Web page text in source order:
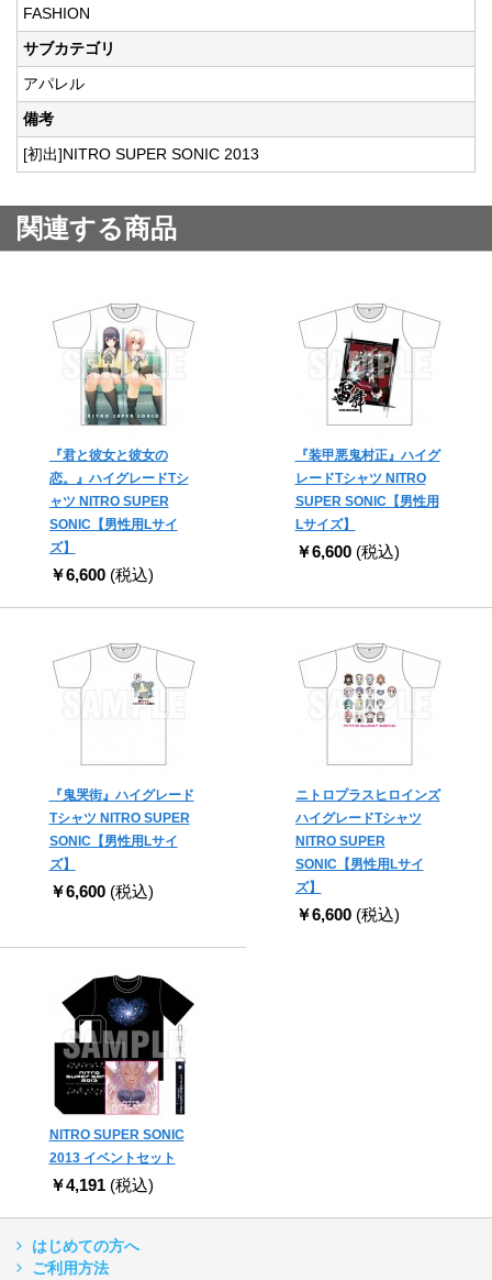
FASHION
サブカテゴリ
アパレル
備考
[初出]NITRO SUPER SONIC 2013
関連する商品
『君と彼女と彼女の
恋。』ハイグレードTシ
ャツ NITRO SUPER
SONIC【男性用Lサイ
ズ】
￥6,600 (税込)
『装甲悪鬼村正』ハイグ
レードTシャツ NITRO
SUPER SONIC【男性用
Lサイズ】
￥6,600 (税込)
『鬼哭街』ハイグレード
Tシャツ NITRO SUPER
SONIC【男性用Lサイ
ズ】
￥6,600 (税込)
ニトロプラスヒロインズ
ハイグレードTシャツ
NITRO SUPER
SONIC【男性用Lサイ
ズ】
￥6,600 (税込)
NITRO SUPER SONIC
2013 イベントセット
￥4,191 (税込)
はじめての方へ
ご利用方法